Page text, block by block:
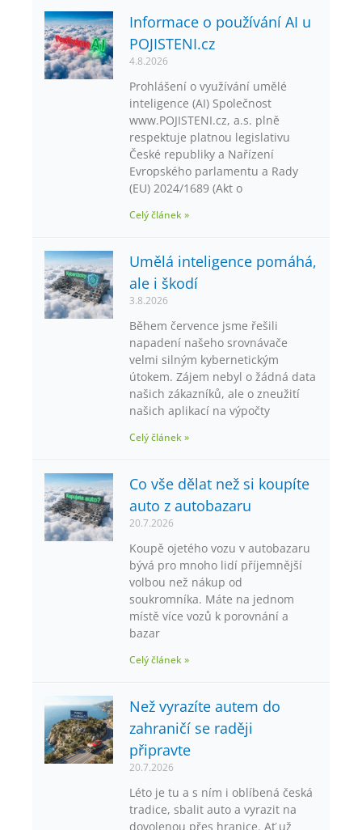
Informace o používání AI u
POJISTENI.cz
4.8.2026
Prohlášení o využívání umělé
inteligence (AI) Společnost
www.POJISTENI.cz, a.s. plně
respektuje platnou legislativu
České republiky a Nařízení
Evropského parlamentu a Rady
(EU) 2024/1689 (Akt o
Celý článek »
Umělá inteligence pomáhá,
ale i škodí
3.8.2026
Během července jsme řešili
napadení našeho srovnávače
velmi silným kybernetickým
útokem. Zájem nebyl o žádná data
našich zákazníků, ale o zneužití
našich aplikací na výpočty
Celý článek »
Co vše dělat než si koupíte
auto z autobazaru
20.7.2026
Koupě ojetého vozu v autobazaru
bývá pro mnoho lidí příjemnější
volbou než nákup od
soukromníka. Máte na jednom
místě více vozů k porovnání a
bazar
Celý článek »
Než vyrazíte autem do
zahraničí se raději
připravte
20.7.2026
Léto je tu a s ním i oblíbená česká
tradice, sbalit auto a vyrazit na
dovolenou přes hranice. Ať už